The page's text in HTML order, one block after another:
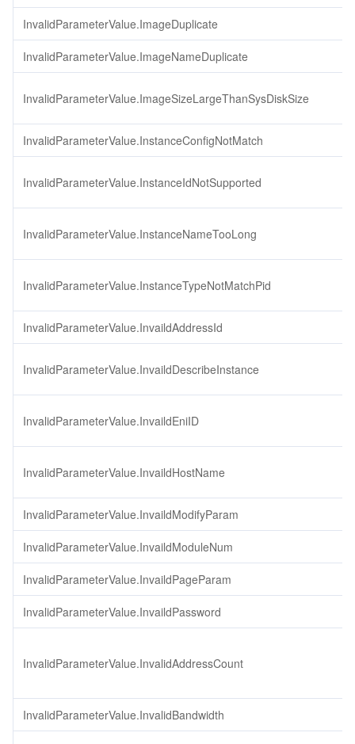
InvalidParameterValue.ImageDuplicate
InvalidParameterValue.ImageNameDuplicate
InvalidParameterValue.ImageSizeLargeThanSysDiskSize
InvalidParameterValue.InstanceConfigNotMatch
InvalidParameterValue.InstanceIdNotSupported
InvalidParameterValue.InstanceNameTooLong
InvalidParameterValue.InstanceTypeNotMatchPid
InvalidParameterValue.InvaildAddressId
InvalidParameterValue.InvaildDescribeInstance
InvalidParameterValue.InvaildEniID
InvalidParameterValue.InvaildHostName
InvalidParameterValue.InvaildModifyParam
InvalidParameterValue.InvaildModuleNum
InvalidParameterValue.InvaildPageParam
InvalidParameterValue.InvaildPassword
InvalidParameterValue.InvalidAddressCount
InvalidParameterValue.InvalidBandwidth